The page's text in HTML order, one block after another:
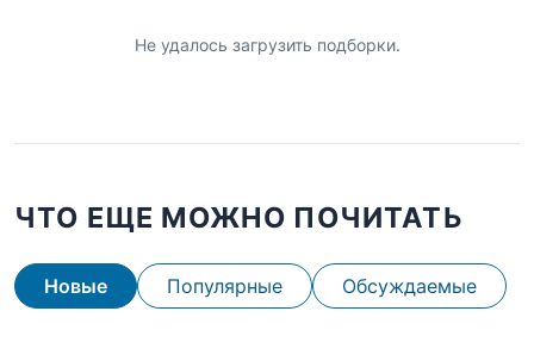
Не удалось загрузить подборки.
ЧТО ЕЩЕ МОЖНО ПОЧИТАТЬ
Новые Популярные Обсуждаемые